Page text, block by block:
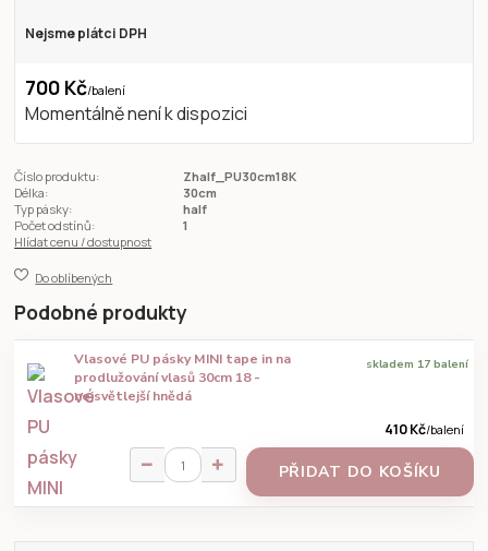
Nejsme plátci DPH
700 Kč/balení
Momentálně není k dispozici
Číslo produktu:
Zhalf_PU30cm18K
Délka:
30cm
Typ pásky:
half
Počet odstínů:
1
Hlídat cenu / dostupnost
Do oblíbených
Podobné produkty
Vlasové PU pásky MINI tape in na
prodlužování vlasů 30cm 18 -
nejsvětlejší hnědá
410 Kč/balení
skladem 17 balení
PŘIDAT DO KOŠÍKU